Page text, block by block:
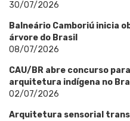
30/07/2026
Balneário Camboriú inicia
árvore do Brasil
08/07/2026
CAU/BR abre concurso
arquitetura indígena no
02/07/2026
Arquitetura sensorial